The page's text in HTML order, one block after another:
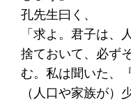
孔先生曰く、
「求よ。君子は、
捨ておいて、必ず
む。私は聞いた、
（人口や家族が）